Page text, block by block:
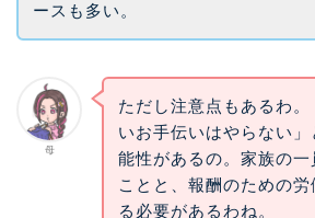
ースも多い。
母
ただし注意点もあるわ
いお手伝いはやらない
能性があるの。家族の一
ことと、報酬のための労
る必要があるわね。